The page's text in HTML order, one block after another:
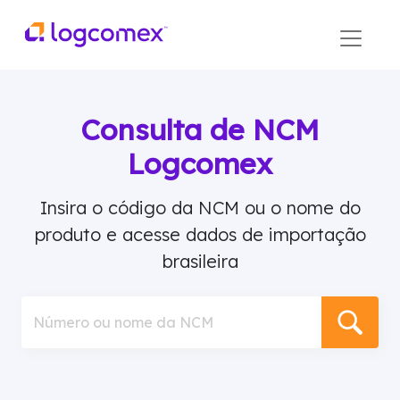
Consulta de NCM
Logcomex
Insira o código da NCM ou o nome do
produto e acesse dados de importação
brasileira
Número ou nome da NCM